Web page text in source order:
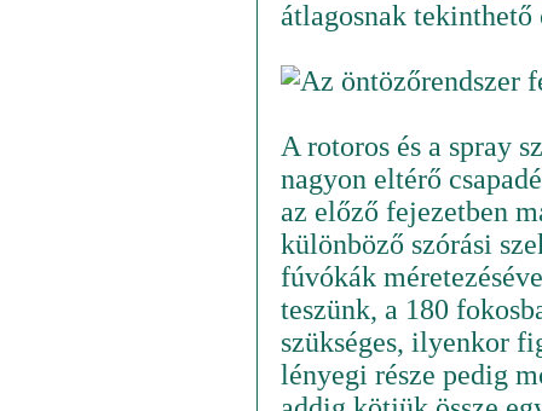
átlagosnak
A rotoros és a spray
nagyon eltérő
az előző fejezetben
különböző szórási
fúvókák
teszünk, a 180
szükséges, ilyenkor
lényegi része pedig